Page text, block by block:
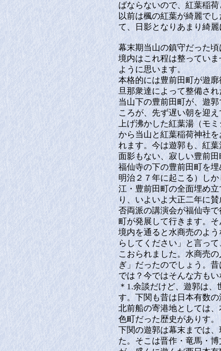
ばならないので、紅葉稲
以前は楓の紅葉が綺麗で
て、日影となりあまり綺
幕末期当山の鎮守だった
境内はこれ程は整ってい
ように思います。
本格的には豊前田町が遊
旦那衆達によって整備さ
当山下の豊前田町が、遊
ころが、先ず遅い朝を迎
上げ沸かした紅葉湯（モ
から当山と紅葉稲荷神社
れます。今は遊郭も、紅
面影もない、寂しい豊前
福仙寺の下の豊前田町を
明治２７年に起こる）し
江・豊前田町の全面埋め
り、いよいよ大正二年に
否両派の講演会が福仙寺
町が発展して行きます。
境内を通ると水商売のよ
らしてください」と言っ
こおられました。水商売
ぎ」だったのでしょう。
では？今ではそんな方も
＊1.余談だけど、遊郭は
す。下関も昔は日本有数
北前船の寄港地としては
色町だった歴史がありす。
下関の遊郭は幕末までは
た。そこは晋作・竜馬・